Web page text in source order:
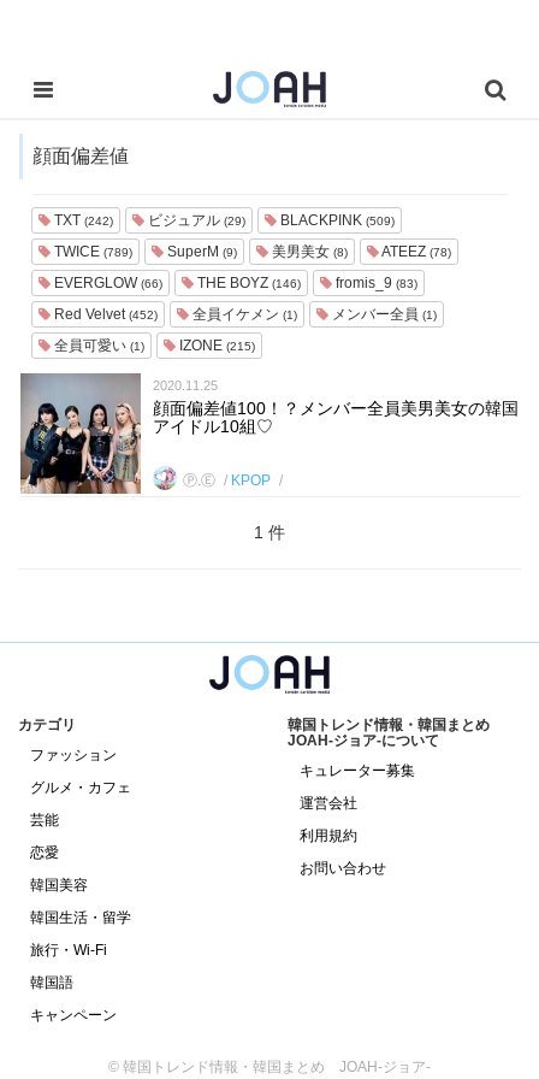
顔面偏差値
TXT (242) ビジュアル (29) BLACKPINK (509)
TWICE (789) SuperM (9) 美男美女 (8) ATEEZ (78)
EVERGLOW(66) THE BOYZ (146) fromis_9 (83)
Red Velvet(452) 全員イケメン (1) メンバー全員 (1)
全員可愛い (1) IZONE (215)
2020.11.25
顔面偏差値100！？メンバー全員美男美女の韓国
アイドル10組♡
Ⓟ.Ⓔ KPOP
1 件
カテゴリ
ファッション
グルメ・カフェ
芸能
恋愛
韓国美容
韓国生活・留学
旅行・Wi-Fi
韓国語
キャンペーン
韓国トレンド情報・韓国まとめ
JOAH-ジョア-について
キュレーター募集
運営会社
利用規約
お問い合わせ
© 韓国トレンド情報・韓国まとめ JOAH-ジョア-